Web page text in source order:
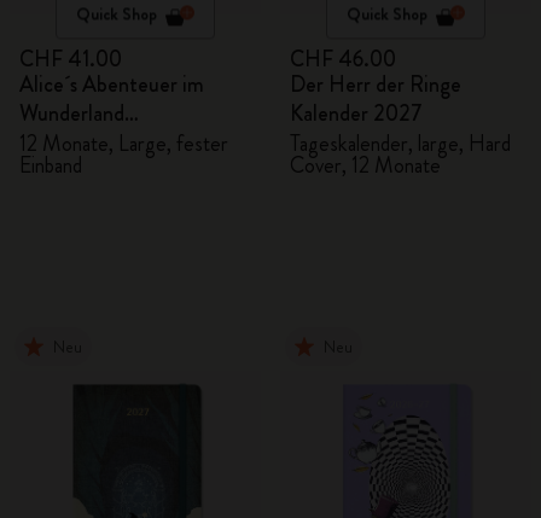
Quick Shop
CHF 41.00
Alice´s Abenteuer im
Wunderland
Tageskalender 2027
12 Monate, Large, fester
Einband
Quick Shop
CHF 46.00
Der Herr der Ringe
Kalender 2027
Tageskalender, large, Hard
Cover, 12 Monate